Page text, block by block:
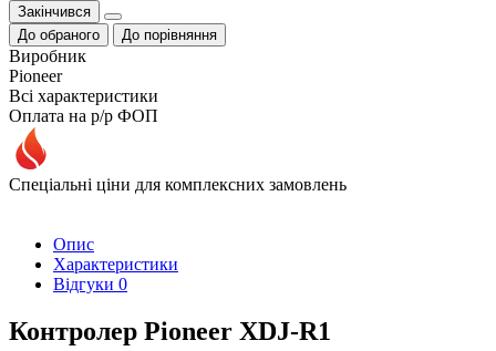
Закінчився
До обраного
До порівняння
Виробник
Pioneer
Всі характеристики
Оплата на р/р ФОП
Спеціальні ціни для комплексних замовлень
Опис
Характеристики
Відгуки 0
Контролер Pioneer XDJ-R1